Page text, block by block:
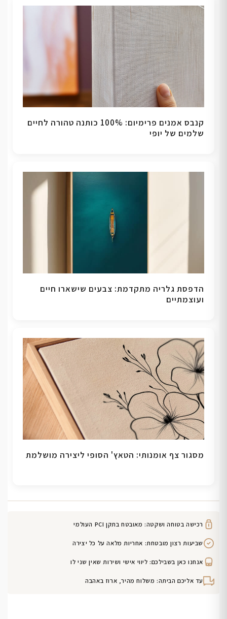
קנבס אמנים פרימיום: 100% כותנה טהורה לחיים
שלמים של יופי
הדפסת גלריה מתקדמת: צבעים שישארו חיים
ועוצמתיים
מסגור צף אומנותי: הטאץ' הסופי ליצירה מושלמת
רכישה בטוחה ושקטה: מאובטח בתקן PCI העולמי
שביעות רצון מובטחת: אחריות מלאה על כל יצירה
אנחנו כאן בשבילכם: ליווי אישי ושירות שאין שני לו
עד אליכם הביתה: משלוח מהיר, ארוז באהבה